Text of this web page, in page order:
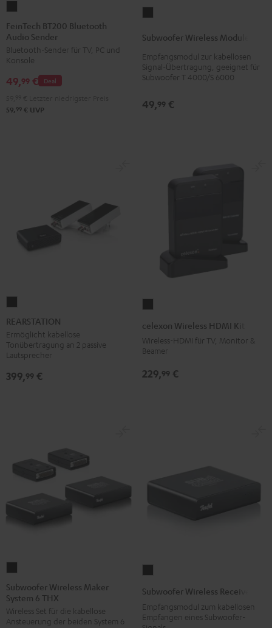
BT200
Bluetooth
Audio
Sender
Schwarz
FeinTech BT200 Bluetooth
Audio Sender
Bluetooth-Sender für TV, PC und
Konsole
Deal
49,99 €
59, 99 € UVP
Module
Schwarz
Version
Subwoofer Wireless Module
Empfangsmodul zur kabellosen
Signal-Übertragung, geeignet für
Subwoofer T 4000/S 6000
49,99 €
Schwarz
REARSTATION
Ermöglicht kabellose
Tonübertragung an 2 passive
Lautsprecher
399,99 €
Kit
celexon Wireless HDMI Kit
Wireless-HDMI für TV, Monitor &
Beamer
229,99 €
Wireless
Maker
System
Subwoofer Wireless Maker
System 6 THX
Wireless Set für die kabellose
Ansteuerung der beiden System 6
Wireless
Schwarz
Subwoofer Wireless Receiver
Empfangsmodul zum kabellosen
Empfangen eines Subwoofer-